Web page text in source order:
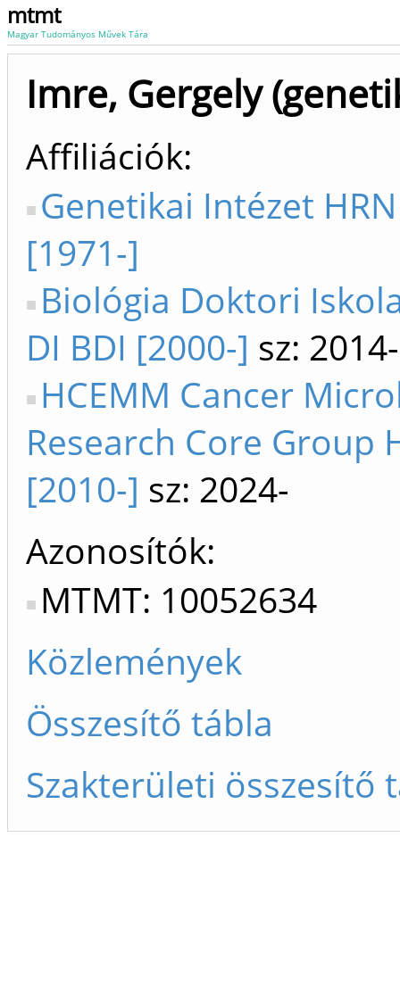
mtmt
Magyar Tudományos Művek Tára
Imre, Gergely
Affiliációk
Genetikai Intézet HRN
[1971-]
Biológia Doktori
DI BDI [2000-] sz: 2014-
HCEMM Cancer
Research Core Group
[2010-] sz: 2024-
Azonosítók
MTMT: 10052634
Közlemények
Összesítő tábla
Szakterületi összesítő